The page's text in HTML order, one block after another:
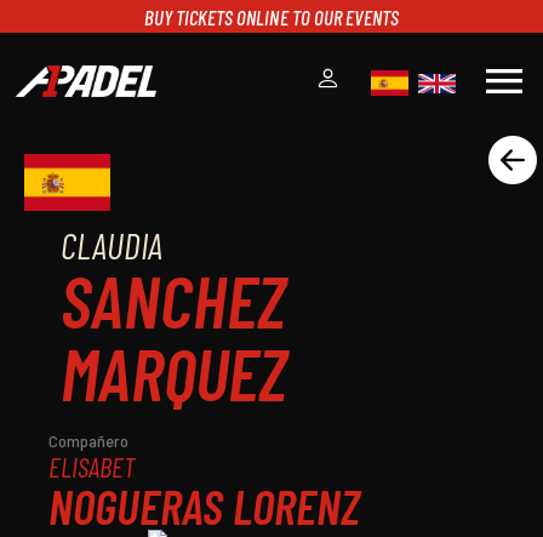
BUY TICKETS ONLINE TO OUR EVENTS
menu
NOTICIAS
MULTIMEDIA
SCOREBOARD
STREAMING
CLAUDIA
SANCHEZ
MARQUEZ
Compañero
ELISABET
NOGUERAS LORENZ